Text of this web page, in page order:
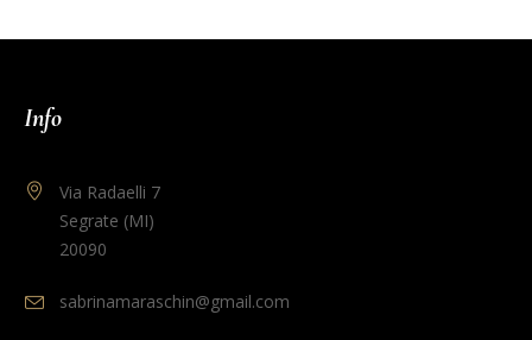
Info
Via Radaelli 7
Segrate (MI)
20090
sabrinamaraschin@gmail.com